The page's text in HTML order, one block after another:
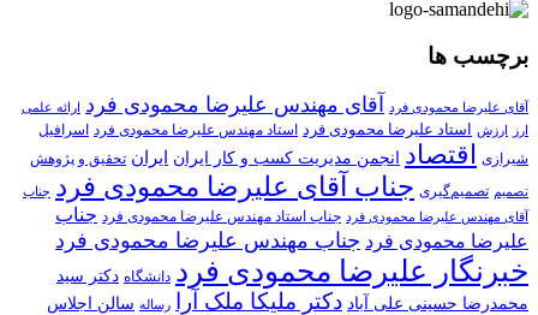
برچسب ها
آقای علیرضا محمودی فرد آقای مهندس علیرضا محمودی فرد
ارائه علمی
ارز
ارزش استاد علیرضا محمودی فرد استاد مهندس علیرضا محمودی فرد
اسرافیل
شیرازی اقتصاد انجمن مدیریت کسب و کار ایران ایران تحقیق و پژوهش
تصمیم تصمیم‌گیری جناب آقای علیرضا محمودی فرد جناب
آقای مهندس علیرضا محمودی فرد جناب استاد مهندس علیرضا محمودی فرد جناب
علیرضا محمودی فرد جناب مهندس علیرضا محمودی فرد
خبرنگار علیرضا محمودی فرد دانشگاه دکتر سید
محمدرضا حسینی علی آباد دکتر ملیکا ملک آرا رساله سالن اجلاس